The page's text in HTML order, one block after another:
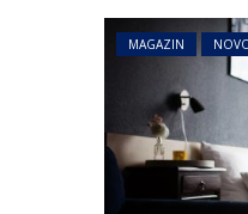
MAGAZIN